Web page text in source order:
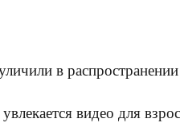
в
видео для